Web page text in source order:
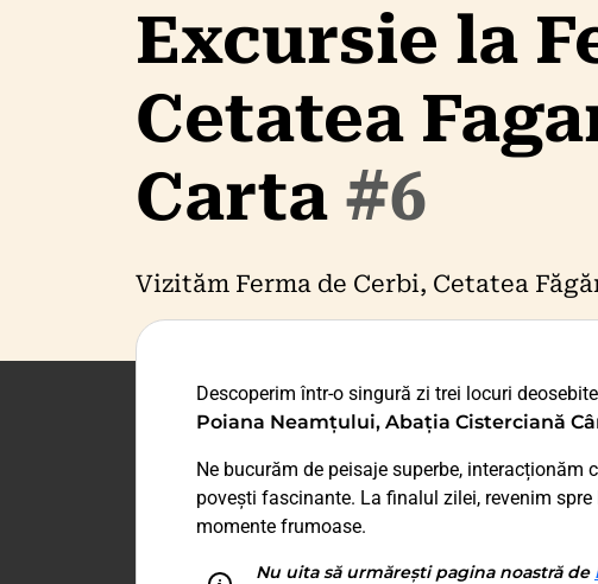
Excursie la
Cetatea
Carta #6
Vizităm Ferma de Cerbi, Cetatea
Descoperim într-o singură zi trei locuri
Poiana Neamțului, Abația Cisterciană
Ne bucurăm de peisaje superbe,
povești fascinante. La finalul zilei, revenim
momente frumoase.
Nu uita să urmărești pagina noastră de